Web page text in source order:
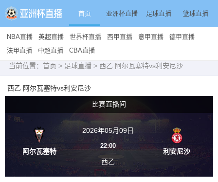
首页 亚洲杯直播 足球直播 篮球直播
NBA直播 英超直播 世界杯直播 西甲直播 意甲直播
德甲直播
法甲直播
中超直播 CBA直播
当前位置： 首页 > 足球直播 > 西乙 阿尔瓦塞特vs利安尼沙
西乙 阿尔瓦塞特vs利安尼沙
比赛直播间
阿尔瓦塞特
2026年05月09日
22:00
西乙
利安尼沙